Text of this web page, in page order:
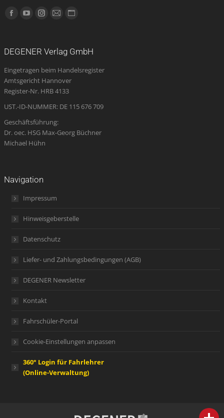
Finden Sie uns auf:
Facebook
new
window
YouTube
new
window
Instagram
new
window
E-
opens
in
new
Website
new
DEGENER Verlag GmbH
Eingetragen beim Handelsregister
Amtsgericht Hannover
Register-Nr. HRB 4133
UST.-ID-NUMMER: DE 115 676 709
Geschäftsführung:
Dr. oec. HSG Max-Georg Büchner
Michael Hühn
Navigation
Impressum
Hinweisgeberstelle
Datenschutz
Liefer- und Zahlungsbedingungen (AGB)
DEGENER Newsletter
Kontakt
Fahrschüler-Portal
Cookie-Einstellungen anpassen
360° Login für Fahrlehrer
(Online-Verwaltung)
person IHR FACHBERATER